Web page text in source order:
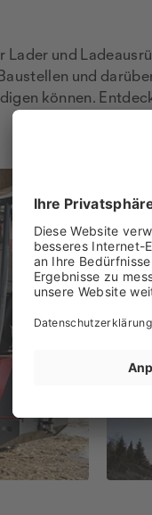
und
und
können.